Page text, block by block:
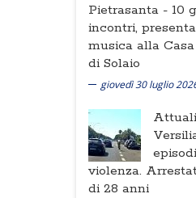
Pietrasanta - 10
incontri,
musica alla
di Solaio
giovedì 30 luglio
violenza.
di 28 anni